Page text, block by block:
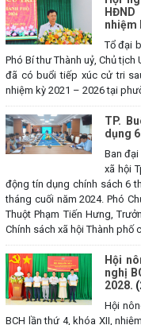
nhiệm
Tổ đại
Phó Bí thư Thành uỷ, Chủ
đã có buổi tiếp xúc cử tri
nhiệm kỳ 2021 – 2026 tại
TP.
dụng
Ban
xã hội
động tín dụng chính sách 6
tháng cuối năm 2024. Phó
Thuột Phạm Tiến Hưng,
Chính sách xã hội Thành phố
Hội
nghị
2028.
Hội
BCH lần thứ 4, khóa XII,